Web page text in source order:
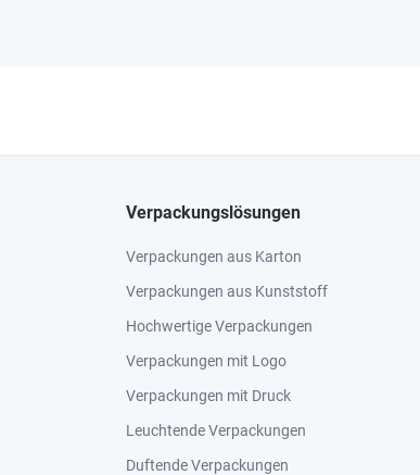
Verpackungslösungen
Verpackungen aus Karton
Verpackungen aus Kunststoff
Hochwertige Verpackungen
Verpackungen mit Logo
Verpackungen mit Druck
Leuchtende Verpackungen
Duftende Verpackungen